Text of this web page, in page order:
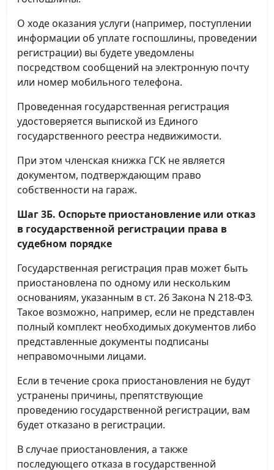
О ходе оказания услуги (например, поступлении
информации об уплате госпошлины, проведении
регистрации) вы будете уведомлены
посредством сообщений на электронную почту
или номер мобильного телефона.
Проведенная государственная регистрация
удостоверяется выпиской из Единого
государственного реестра недвижимости.
При этом членская книжка ГСК не является
документом, подтверждающим право
собственности на гараж.
Шаг 3Б. Оспорьте приостановление или отказ
в государственной регистрации права в
судебном порядке
Государственная регистрация прав может быть
приостановлена по одному или нескольким
основаниям, указанным в ст. 26 Закона N 218-ФЗ.
Такое возможно, например, если не представлен
полный комплект необходимых документов либо
представленные документы подписаны
неправомочными лицами.
Если в течение срока приостановления не будут
устранены причины, препятствующие
проведению государственной регистрации, вам
будет отказано в регистрации.
В случае приостановления, а также
последующего отказа в государственной